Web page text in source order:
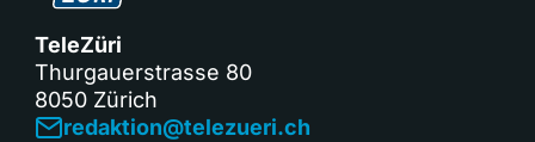
TeleZüri
Thurgauerstrasse 80
8050 Zürich
redaktion@telezueri.ch